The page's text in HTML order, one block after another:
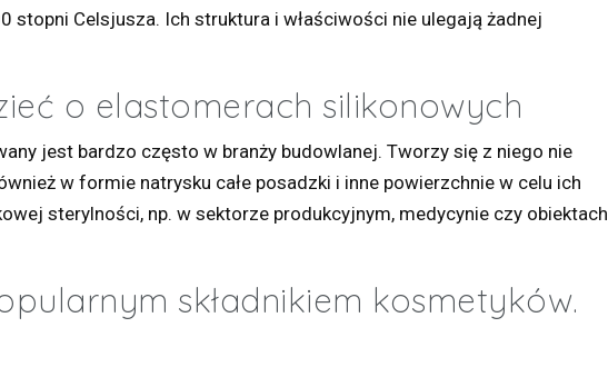
stopni Celsjusza. Ich struktura i właściwości nie ulegają żadnej
o elastomerach silikonowych
jest bardzo często w branży budowlanej. Tworzy się z niego nie
w formie natrysku całe posadzki i inne powierzchnie w celu ich
sterylności, np. w sektorze produkcyjnym, medycynie czy obiektach
składnikiem kosmetyków.